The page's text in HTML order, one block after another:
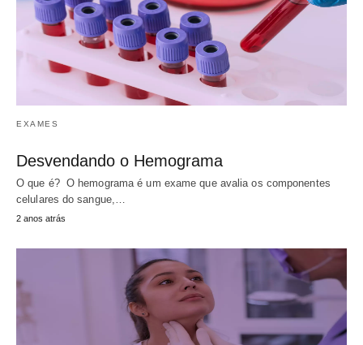
EXAMES
Desvendando o Hemograma
O que é? O hemograma é um exame que avalia os componentes
celulares do sangue,…
2 anos atrás